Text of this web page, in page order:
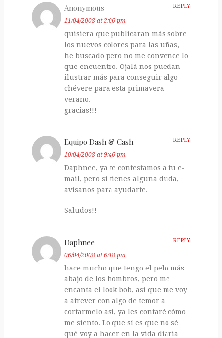
Anonymous REPLY
11/04/2008 at 2:06 pm
quisiera que publicaran más sobre
los nuevos colores para las uñas,
he buscado pero no me convence lo
que encuentro. Ojalá nos puedan
ilustrar más para conseguir algo
chévere para esta primavera-
verano.
gracias!!!
Equipo Dash & Cash REPLY
10/04/2008 at 9:46 pm
Daphnee, ya te contestamos a tu e-
mail, pero si tienes alguna duda,
avísanos para ayudarte.
Saludos!!
Daphnee REPLY
06/04/2008 at 6:18 pm
hace mucho que tengo el pelo más
abajo de los hombros, pero me
encanta el look bob, así que me voy
a atrever con algo de temor a
cortarmelo así, ya les contaré cómo
me siento. Lo que sí es que no sé
qué voy a hacer en la vida diaria